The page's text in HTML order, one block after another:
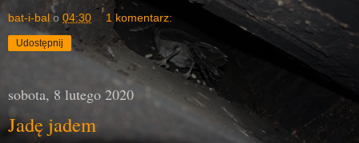
bat-i-bal o 04:30 1 komentarz:
Udostępnij
sobota, 8 lutego 2020
Jadę jadem